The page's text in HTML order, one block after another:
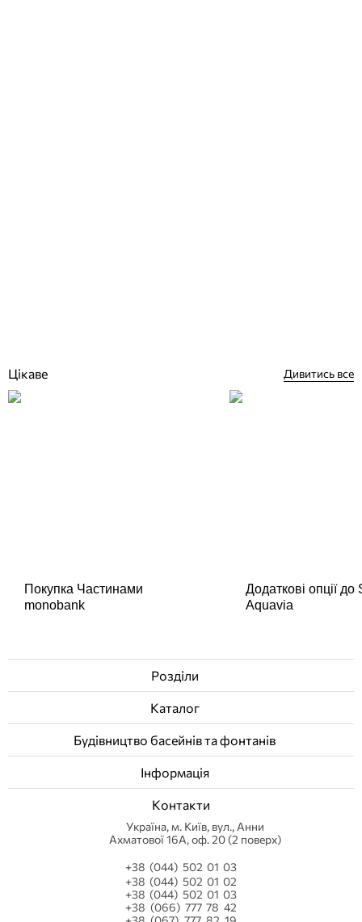
Цікаве Дивитись все
Покупка Частинами
monobank
Додаткові опції
Aquavia
Розділи
Каталог
Будівництво басейнів та фонтанів
Інформація
Контакти
Українa, м. Київ, вул., Анни
Ахматової 16А, оф. 20 (2 поверх)
+38 (044) 502 01 03
+38 (044) 502 01 02
+38 (044) 502 01 03
+38 (066) 777 78 42